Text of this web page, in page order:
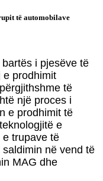
të automobilave
i pjesëve të
e prodhimit
të
një proces i
e prodhimit të
e
trupave të
në vend të
MAG dhe